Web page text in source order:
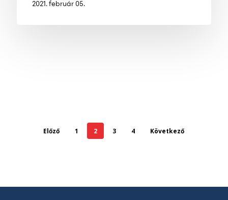
2021. február 05.
Előző 1 2 3 4 Következő